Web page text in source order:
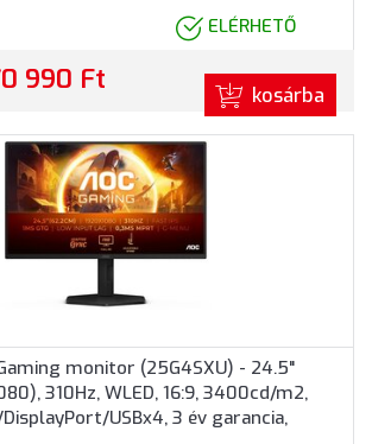
ELÉRHETŐ
990 Ft kosárba
monitor (25G4SXU) - 24.5"
310Hz, WLED, 16:9, 3400cd/m2,
USBx4, 3 év garancia,